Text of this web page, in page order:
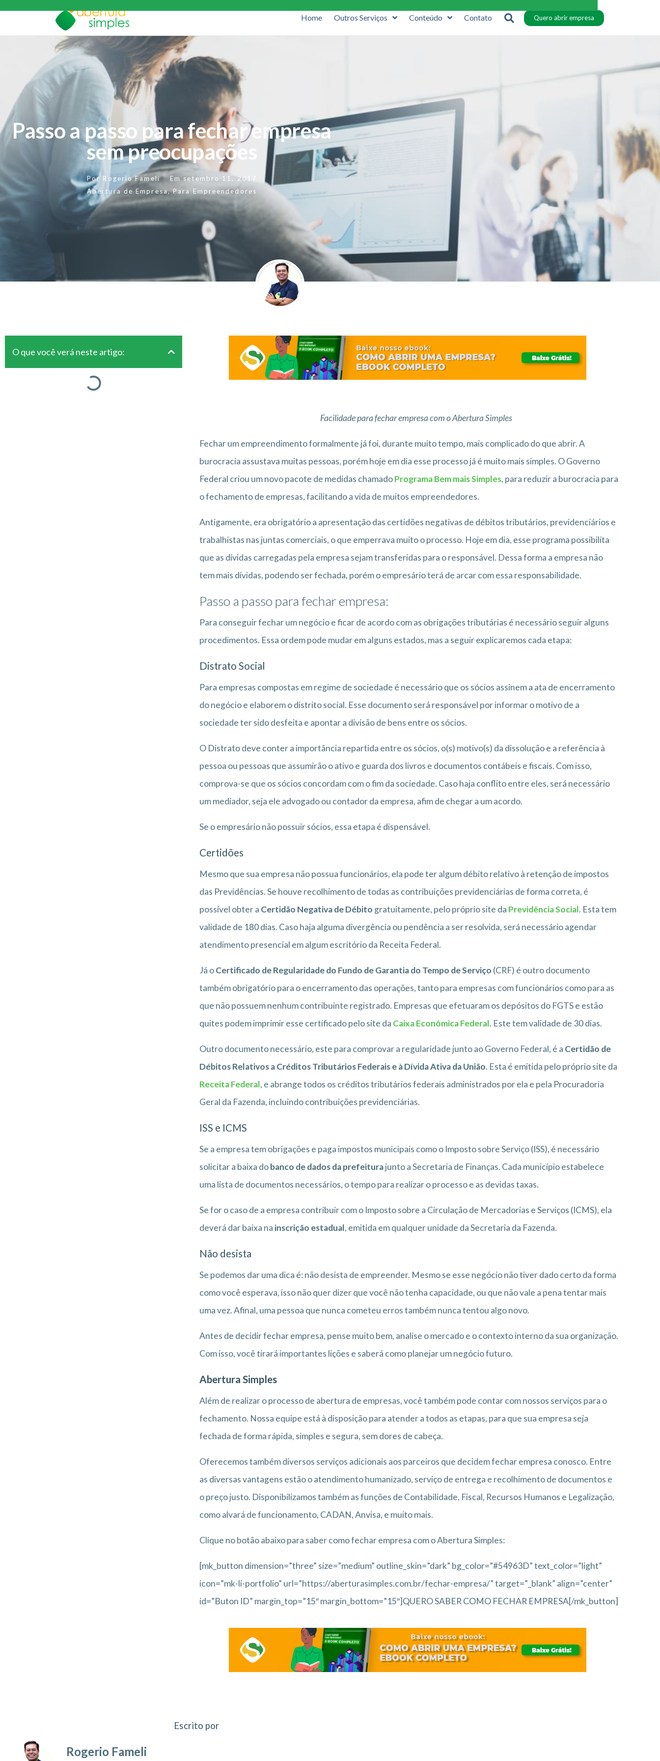
Home Outros Serviços Conteúdo Contato Quero abrir empresa
Passo a passo para fechar empresa
sem preocupações
Por Rogerio Fameli Em setembro 11, 2017
Abertura de Empresa,Para Empreendedores
O que você verá neste artigo:
Facilidade para fechar empresa com o Abertura Simples
Fechar um empreendimento formalmente já foi, durante muito tempo, mais complicado do que abrir. A
burocracia assustava muitas pessoas, porém hoje em dia esse processo já é muito mais simples. O Governo
Federal criou um novo pacote de medidas chamadoPrograma Bem mais Simples, para reduzir a burocracia para
o fechamento de empresas, facilitando a vida de muitos empreendedores.
Antigamente, era obrigatório a apresentação das certidões negativas de débitos tributários, previdenciários e
trabalhistas nas juntas comerciais, o que emperrava muito o processo. Hoje em dia, esse programa possibilita
que as dívidas carregadas pela empresa sejam transferidas para o responsável. Dessa forma a empresa não
tem mais dívidas, podendo ser fechada, porém o empresário terá de arcar com essa responsabilidade.
Passo a passo para fechar empresa:
Para conseguir fechar um negócio e ficar de acordo com as obrigações tributárias é necessário seguir alguns
procedimentos. Essa ordem pode mudar em alguns estados, mas a seguir explicaremos cada etapa:
Distrato Social
Para empresas compostas em regime de sociedade é necessário que os sócios assinem a ata de encerramento
do negócio e elaborem o distrito social. Esse documento será responsável por informar o motivo de a
sociedade ter sido desfeita e apontar a divisão de bens entre os sócios.
O Distrato deve conter a importância repartida entre os sócios, o(s) motivo(s) da dissolução e a referência à
pessoa ou pessoas que assumirão o ativo e guarda dos livros e documentos contábeis e fiscais. Com isso,
comprova-se que os sócios concordam com o fim da sociedade. Caso haja conflito entre eles, será necessário
um mediador, seja ele advogado ou contador da empresa, afim de chegar a um acordo.
Se o empresário não possuir sócios, essa etapa é dispensável.
Certidões
Mesmo que sua empresa não possua funcionários, ela pode ter algum débito relativo à retenção de impostos
das Previdências. Se houve recolhimento de todas as contribuições previdenciárias de forma correta, é
possível obter a Certidão Negativa de Débito gratuitamente, pelo próprio site da Previdência Social. Esta tem
validade de 180 dias. Caso haja alguma divergência ou pendência a ser resolvida, será necessário agendar
atendimento presencial em algum escritório da Receita Federal.
Já oCertificado de Regularidade do Fundo de Garantia do Tempo de Serviço (CRF) é outro documento
também obrigatório para o encerramento das operações, tanto para empresas com funcionários como para as
que não possuem nenhum contribuinte registrado. Empresas que efetuaram os depósitos do FGTS e estão
quites podem imprimir esse certificado pelo site da Caixa Econômica Federal. Este tem validade de 30 dias.
Outro documento necessário, este para comprovar a regularidade junto ao Governo Federal, é a Certidão de
Débitos Relativos a Créditos Tributários Federais e à Dívida Ativa da União. Esta é emitida pelo próprio site da
Receita Federal, e abrange todos os créditos tributários federais administrados por ela e pela Procuradoria
Geral da Fazenda, incluindo contribuições previdenciárias.
ISS e ICMS
Se a empresa tem obrigações e paga impostos municipais como o Imposto sobre Serviço (ISS), é necessário
solicitar a baixa dobanco de dados da prefeiturajunto a Secretaria de Finanças. Cada município estabelece
uma lista de documentos necessários, o tempo para realizar o processo e as devidas taxas.
Se for o caso de a empresa contribuir com o Imposto sobre a Circulação de Mercadorias e Serviços (ICMS), ela
deverá dar baixa na inscrição estadual, emitida em qualquer unidade da Secretaria da Fazenda.
Não desista
Se podemos dar uma dica é: não desista de empreender. Mesmo se esse negócio não tiver dado certo da forma
como você esperava, isso não quer dizer que você não tenha capacidade, ou que não vale a pena tentar mais
uma vez. Afinal, uma pessoa que nunca cometeu erros também nunca tentou algo novo.
Antes de decidir fechar empresa, pense muito bem, analise o mercado e o contexto interno da sua organização.
Com isso, você tirará importantes lições e saberá como planejar um negócio futuro.
Abertura Simples
Além de realizar o processo de abertura de empresas, você também pode contar com nossos serviços para o
fechamento. Nossa equipe está à disposição para atender a todos as etapas, para que sua empresa seja
fechada de forma rápida, simples e segura, sem dores de cabeça.
Oferecemos também diversos serviços adicionais aos parceiros que decidem fechar empresa conosco. Entre
as diversas vantagens estão o atendimento humanizado, serviço de entrega e recolhimento de documentos e
o preço justo. Disponibilizamos também as funções de Contabilidade, Fiscal, Recursos Humanos e Legalização,
como alvará de funcionamento, CADAN, Anvisa, e muito mais.
Clique no botão abaixo para saber como fechar empresa com o Abertura Simples:
[mk_button dimension=”three” size=”medium” outline_skin=”dark” bg_color=”#54963D” text_color=”light”
icon=”mk-li-portfolio” url=”https://aberturasimples.com.br/fechar-empresa/” target=”_blank” align=”center”
id=”Buton ID” margin_top=”15″ margin_bottom=”15″]QUERO SABER COMO FECHAR EMPRESA[/mk_button]
Escrito por
Rogerio Fameli